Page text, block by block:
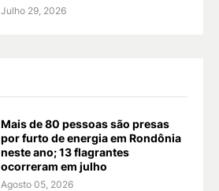
Julho 29, 2026
Mais de 80 pessoas são presas
por furto de energia em Rondônia
neste ano; 13 flagrantes
ocorreram em julho
Agosto 05, 2026